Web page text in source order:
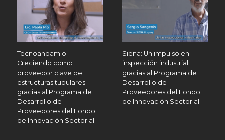
Tecnoandamio:
Creciendo como
proveedor clave de
estructuras tubulares
gracias al Programa de
Desarrollo de
Proveedores del Fondo
de Innovación Sectorial.
Siena: Un impulso en
inspección industrial
gracias al Programa de
Desarrollo de
Proveedores del Fondo
de Innovación Sectorial.